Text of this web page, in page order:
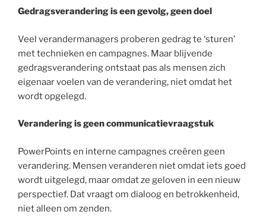
Gedragsverandering is een gevolg, geen doel
Veel verandermanagers proberen gedrag te ‘sturen’
met technieken en campagnes. Maar blijvende
gedragsverandering ontstaat pas als mensen zich
eigenaar voelen van de verandering, niet omdat het
wordt opgelegd.
Verandering is geen communicatievraagstuk
PowerPoints en interne campagnes creëren geen
verandering. Mensen veranderen niet omdat iets goed
wordt uitgelegd, maar omdat ze geloven in een nieuw
perspectief. Dat vraagt om dialoog en betrokkenheid,
niet alleen om zenden.